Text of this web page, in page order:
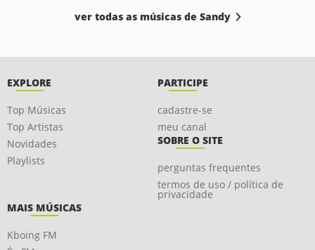
ver todas as músicas de Sandy
EXPLORE
Top Músicas
Top Artistas
Novidades
Playlists
PARTICIPE
cadastre-se
meu canal
SOBRE O SITE
perguntas frequentes
termos de uso / política de
privacidade
MAIS MÚSICAS
Kboing FM